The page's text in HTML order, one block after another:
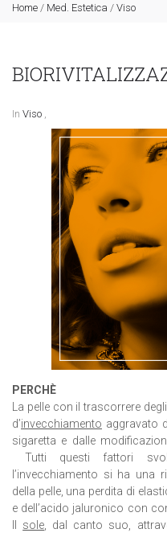
Home / Med. Estetica / Viso
In Viso
PERCHÈ
La pelle con il trascorrere
d’invecchiamento aggravato
sigaretta e dalle
Tutti questi fattori
l’invecchiamento si ha una
della pelle, una perdita di
e dell’acido jaluronico con
sole , dal canto suo,